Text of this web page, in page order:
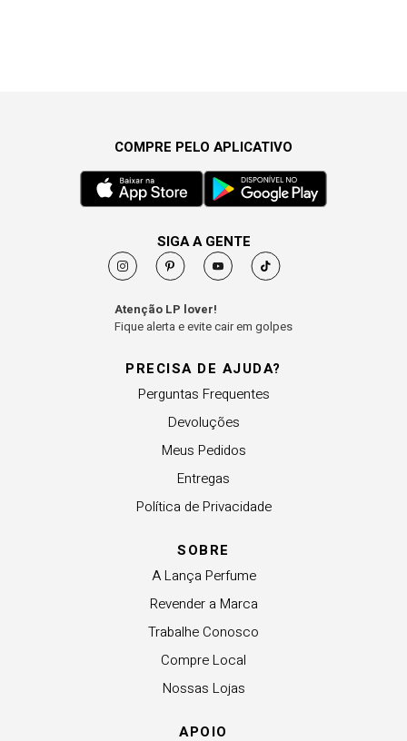
PRECISA DE AJUDA?
Perguntas Frequentes
Devoluções
Meus Pedidos
Entregas
Política de Privacidade
SOBRE
A Lança Perfume
Revender a Marca
Trabalhe Conosco
Compre Local
Nossas Lojas
APOIO
COMPRE PELO APLICATIVO
SIGA A GENTE
Atenção LP lover!
Fique alerta e evite cair em golpes